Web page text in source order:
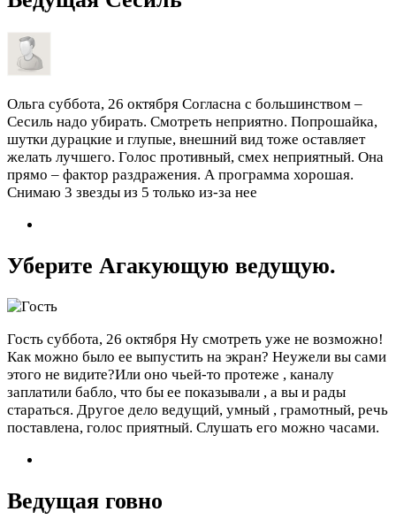
Ольга суббота, 26 октября Согласна с большинством –
Сесиль надо убирать. Смотреть неприятно. Попрошайка,
шутки дурацкие и глупые, внешний вид тоже оставляет
желать лучшего. Голос противный, смех неприятный. Она
прямо – фактор раздражения. А программа хорошая.
Снимаю 3 звезды из 5 только из-за нее
Уберите Агакующую ведущую.
Гость суббота, 26 октября Ну смотреть уже не возможно!
Как можно было ее выпустить на экран? Неужели вы сами
этого не видите?Или оно чьей-то протеже , каналу
заплатили бабло, что бы ее показывали , а вы и рады
стараться. Другое дело ведущий, умный , грамотный, речь
поставлена, голос приятный. Слушать его можно часами.
Ведущая говно